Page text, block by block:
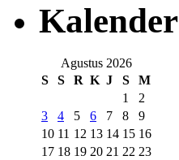
Kalender
Agustus 2026
S
S R K J S
M
1
2
3
4 5 6 7 8
9
10 11 12 13 14 15 16
17 18 19 20 21 22 23